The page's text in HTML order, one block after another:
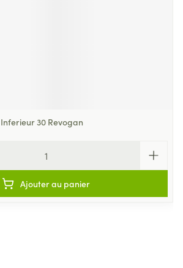
30 Revogan
Ajouter au panier